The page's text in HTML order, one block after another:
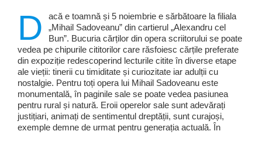
D
acă e toamnă și 5 noiembrie e sărbătoare la filiala
„Mihail Sadoveanu” din cartierul „Alexandru cel
Bun”. Bucuria cărților din opera scriitorului se poate
vedea pe chipurile cititorilor care răsfoiesc cărțile preferate
din expoziție redescoperind lecturile citite în diverse etape
ale vieții: tinerii cu timiditate și curiozitate iar adulții cu
nostalgie. Pentru toți opera lui Mihail Sadoveanu este
monumentală, în paginile sale se poate vedea pasiunea
pentru rural și natură. Eroii operelor sale sunt adevărați
justițiari, animați de sentimentul dreptății, sunt curajoși,
exemple demne de urmat pentru generația actuală. În